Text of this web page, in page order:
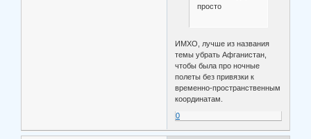
просто
ИМХО, лучше из названия
темы убрать Афганистан,
чтобы была про ночные
полеты без привязки к
временно-пространственным
координатам.
0